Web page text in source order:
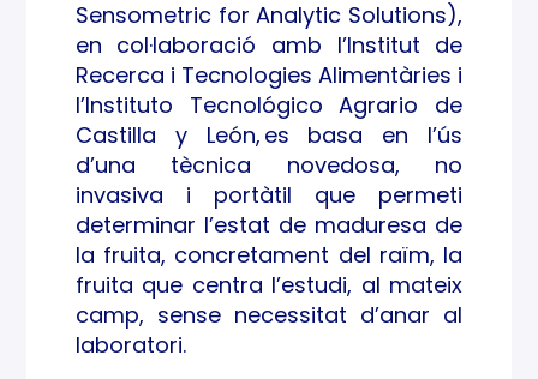
Sensometric for Analytic Solutions),
en col·laboració amb l’Institut de
Recerca i Tecnologies Alimentàries i
l’Instituto Tecnológico Agrario de
Castilla y León, es basa en l’ús
d’una tècnica novedosa, no
invasiva i portàtil que permeti
determinar l’estat de maduresa de
la fruita, concretament del raïm, la
fruita que centra l’estudi, al mateix
camp, sense necessitat d’anar al
laboratori.